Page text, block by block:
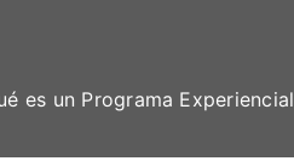
es un Programa Experiencial